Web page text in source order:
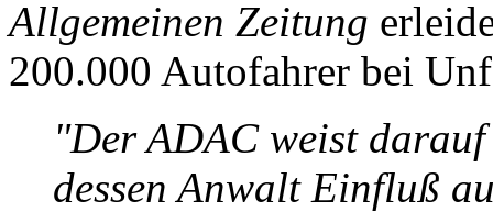
Allgemeinen Zeitung
200.000 Autofahrer bei
"Der ADAC weist
dessen Anwalt Einfluß